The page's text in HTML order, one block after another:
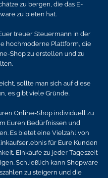
zu bergen, die das E-
zu bieten hat.
treuer Steuermann in der
hochmoderne Plattform, die
Shop zu erstellen und zu
sollte man sich auf diese
es gibt viele Gründe.
Online-Shop individuell zu
Euren Bedürfnissen und
Es bietet eine Vielzahl von
für Eure Kunden
Einkäufe zu jeder Tageszeit
Schließlich kann Shopware
zu steigern und die